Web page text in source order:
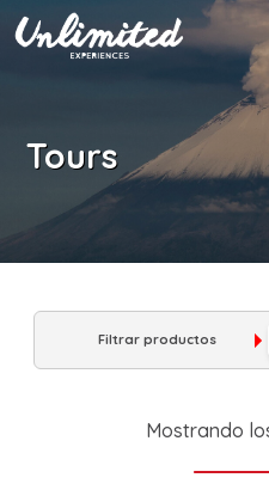
$ MXN
Tours
Filtrar productos
Mostrando